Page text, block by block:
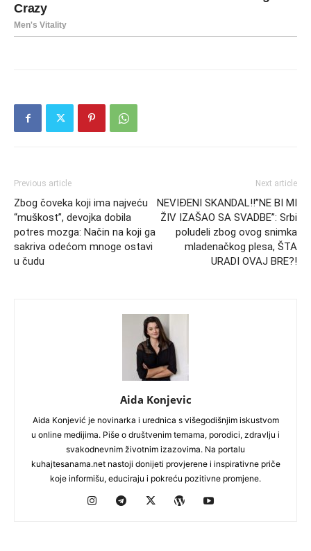
Previous article
Zbog čoveka koji ima najveću
“muškost”, devojka dobila
potres mozga: Način na koji ga
sakriva odećom mnoge ostavi
u čudu
Next article
NEVIĐENI SKANDAL!!”NE BI MI
ŽIV IZAŠAO SA SVADBE”: Srbi
poludeli zbog ovog snimka
mladenačkog plesa, ŠTA
URADI OVAJ BRE?!
Aida Konjevic
Aida Konjević je novinarka i urednica s višegodišnjim iskustvom
u online medijima. Piše o društvenim temama, porodici, zdravlju i
svakodnevnim životnim izazovima. Na portalu
kuhajtesanama.net nastoji donijeti provjerene i inspirativne priče
koje informišu, educiraju i pokreću pozitivne promjene.